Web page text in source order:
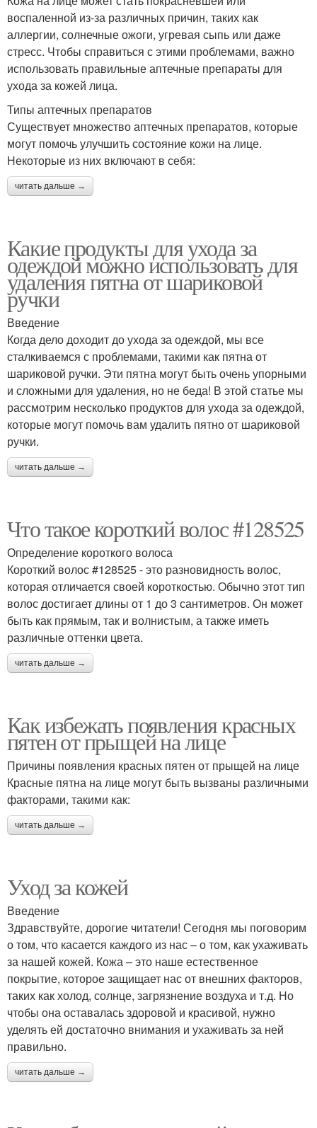
воспаленной из-за различных причин, таких как
аллергии, солнечные ожоги, угревая сыпь или даже
стресс. Чтобы справиться с этими проблемами, важно
использовать правильные аптечные препараты для
ухода за кожей лица.
Типы аптечных препаратов
Существует множество аптечных препаратов, которые
могут помочь улучшить состояние кожи на лице.
Некоторые из них включают в себя:
читать дальше →
Какие продукты для ухода за
одеждой можно использовать для
удаления пятна от шариковой
ручки
Введение
Когда дело доходит до ухода за одеждой, мы все
сталкиваемся с проблемами, такими как пятна от
шариковой ручки. Эти пятна могут быть очень упорными
и сложными для удаления, но не беда! В этой статье мы
рассмотрим несколько продуктов для ухода за одеждой,
которые могут помочь вам удалить пятно от шариковой
ручки.
читать дальше →
Что такое короткий волос #128525
Определение короткого волоса
Короткий волос #128525 - это разновидность волос,
которая отличается своей короткостью. Обычно этот тип
волос достигает длины от 1 до 3 сантиметров. Он может
быть как прямым, так и волнистым, а также иметь
различные оттенки цвета.
читать дальше →
Как избежать появления красных
пятен от прыщей на лице
Причины появления красных пятен от прыщей на лице
Красные пятна на лице могут быть вызваны различными
факторами, такими как:
читать дальше →
Уход за кожей
Введение
Здравствуйте, дорогие читатели! Сегодня мы поговорим
о том, что касается каждого из нас – о том, как ухаживать
за нашей кожей. Кожа – это наше естественное
покрытие, которое защищает нас от внешних факторов,
таких как холод, солнце, загрязнение воздуха и т.д. Но
чтобы она оставалась здоровой и красивой, нужно
уделять ей достаточно внимания и ухаживать за ней
правильно.
читать дальше →